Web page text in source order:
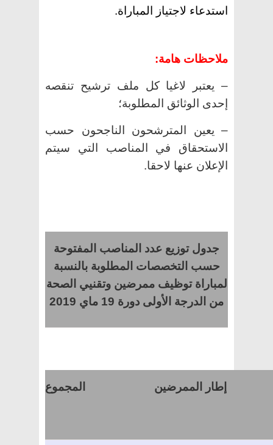
استدعاء لاجتياز المباراة.
ملاحظات هامة:
– يعتبر لاغيا كل ملف ترشيح تنقصه
إحدى الوثائق المطلوبة؛
– يعين المترشحون الناجحون حسب
الاستحقاق في المناصب التي سيتم
الإعلان عنها لاحقا.
جدول توزيع عدد المناصب المفتوحة
حسب التخصصات المطلوبة بالنسبة
لمباراة توظيف ممرضين وتقنيي الصحة
من الدرجة الأولى دورة 19 ماي 2019
المجموع إطار الممرضين